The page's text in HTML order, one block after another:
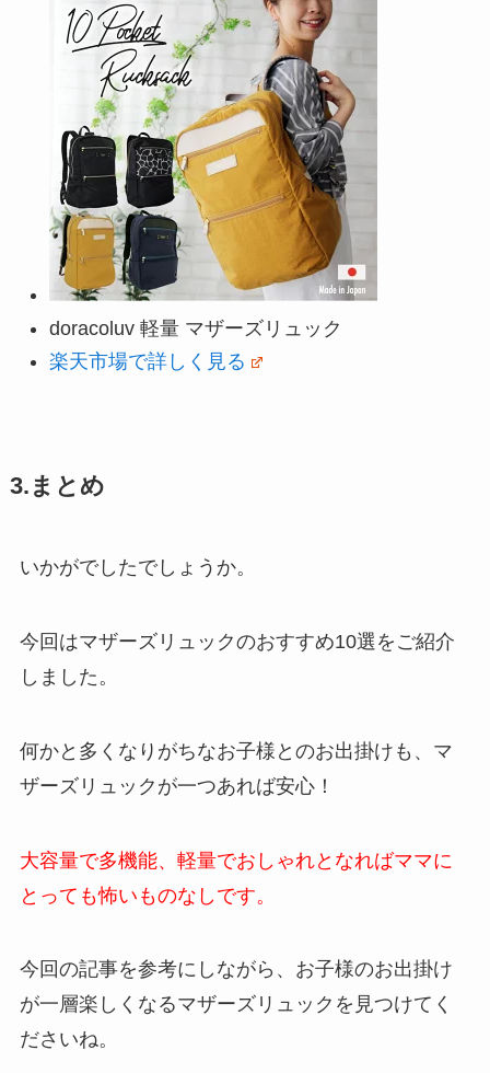
doracoluv 軽量 マザーズリュック
楽天市場で詳しく見る
3.まとめ
いかがでしたでしょうか。
今回はマザーズリュックのおすすめ10選をご紹介
しました。
何かと多くなりがちなお子様とのお出掛けも、マ
ザーズリュックが一つあれば安心！
大容量で多機能、軽量でおしゃれとなればママに
とっても怖いものなしです。
今回の記事を参考にしながら、お子様のお出掛け
が一層楽しくなるマザーズリュックを見つけてく
ださいね。